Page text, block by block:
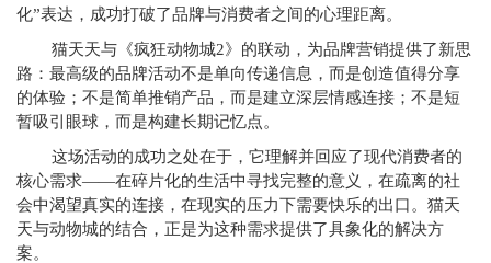
化”表达，成功打破了品牌与消费者之间的心理距离。
猫天天与《疯狂动物城2》的联动，为品牌营销提供了新思
路：最高级的品牌活动不是单向传递信息，而是创造值得分享
的体验；不是简单推销产品，而是建立深层情感连接；不是短
暂吸引眼球，而是构建长期记忆点。
这场活动的成功之处在于，它理解并回应了现代消费者的
核心需求——在碎片化的生活中寻找完整的意义，在疏离的社
会中渴望真实的连接，在现实的压力下需要快乐的出口。猫天
天与动物城的结合，正是为这种需求提供了具象化的解决方
案。